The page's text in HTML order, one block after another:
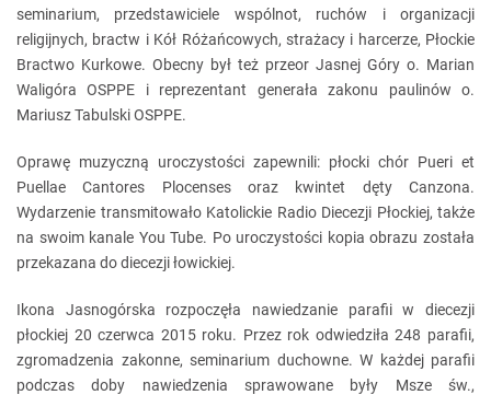
seminarium, przedstawiciele wspólnot, ruchów i organizacji
religijnych, bractw i Kół Różańcowych, strażacy i harcerze, Płockie
Bractwo Kurkowe. Obecny był też przeor Jasnej Góry o. Marian
Waligóra OSPPE i reprezentant generała zakonu paulinów o.
Mariusz Tabulski OSPPE.
Oprawę muzyczną uroczystości zapewnili: płocki chór Pueri et
Puellae Cantores Plocenses oraz kwintet dęty Canzona.
Wydarzenie transmitowało Katolickie Radio Diecezji Płockiej, także
na swoim kanale You Tube. Po uroczystości kopia obrazu została
przekazana do diecezji łowickiej.
Ikona Jasnogórska rozpoczęła nawiedzanie parafii w diecezji
płockiej 20 czerwca 2015 roku. Przez rok odwiedziła 248 parafii,
zgromadzenia zakonne, seminarium duchowne. W każdej parafii
podczas doby nawiedzenia sprawowane były Msze św.,